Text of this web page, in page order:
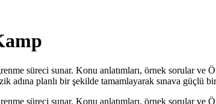
süreci sunar. Konu anlatımları, örnek sorular ve
adına planlı bir şekilde tamamlayarak sınava güçlü bir
süreci sunar. Konu anlatımları, örnek sorular ve